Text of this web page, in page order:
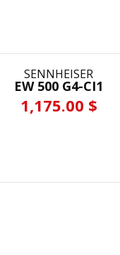
SENNHEISER
EW 500 G4-CI1
1,175.00 $